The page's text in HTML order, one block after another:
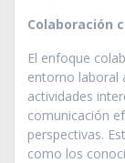
Colaboración
El enfoque
entorno laboral
actividades
comunicación
perspectivas.
como los